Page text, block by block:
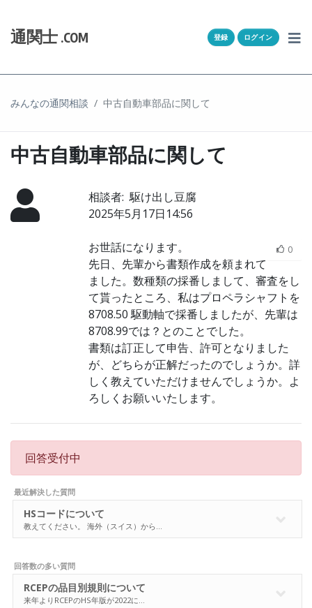
通関士 .COM 登録 ログイン
みんなの通関相談 中古自動車部品に関して
中古自動車部品に関して
相談者: 駆け出し豆腐
2025年5月17日14:56
0
お世話になります。
先日、先輩から書類作成を頼まれて
ました。数種類の採番しまして、審査をし
て貰ったところ、私はプロペラシャフトを
8708.50 駆動軸で採番しましたが、先輩は
8708.99では？とのことでした。
書類は訂正して申告、許可となりました
が、どちらが正解だったのでしょうか。詳
しく教えていただけませんでしょうか。よ
ろしくお願いいたします。
回答受付中
最近解決した質問
HSコードについて
教えてください。 海外（スイス）から…
回答数の多い質問
RCEPの品目別規則について
来年よりRCEPのHS年版が2022に…
通関士NEWS
HSコード
ログイン